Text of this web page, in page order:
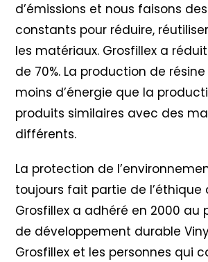
d’émissions et nous faisons
constants pour réduire,
les matériaux. Grosfillex a
de 70%. La production de
moins d’énergie que la
produits similaires avec des
différents.
La protection de
toujours fait partie de l’éthique
Grosfillex a adhéré en 2000 au
de développement durable
Grosfillex et les personnes qui